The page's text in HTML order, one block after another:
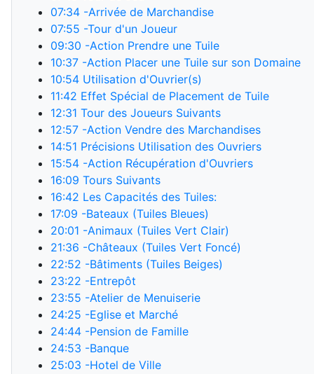
07:34 -Arrivée de Marchandise
07:55 -Tour d'un Joueur
09:30 -Action Prendre une Tuile
10:37 -Action Placer une Tuile sur son Domaine
10:54 Utilisation d'Ouvrier(s)
11:42 Effet Spécial de Placement de Tuile
12:31 Tour des Joueurs Suivants
12:57 -Action Vendre des Marchandises
14:51 Précisions Utilisation des Ouvriers
15:54 -Action Récupération d'Ouvriers
16:09 Tours Suivants
16:42 Les Capacités des Tuiles:
17:09 -Bateaux (Tuiles Bleues)
20:01 -Animaux (Tuiles Vert Clair)
21:36 -Châteaux (Tuiles Vert Foncé)
22:52 -Bâtiments (Tuiles Beiges)
23:22 -Entrepôt
23:55 -Atelier de Menuiserie
24:25 -Eglise et Marché
24:44 -Pension de Famille
24:53 -Banque
25:03 -Hotel de Ville